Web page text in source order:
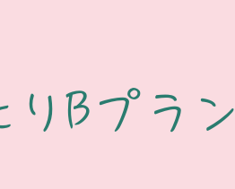
りBプラン